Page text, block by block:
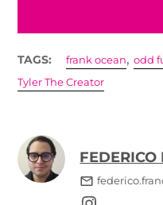
TAGS: frank ocean,odd
Tyler The Creator
FEDERICO